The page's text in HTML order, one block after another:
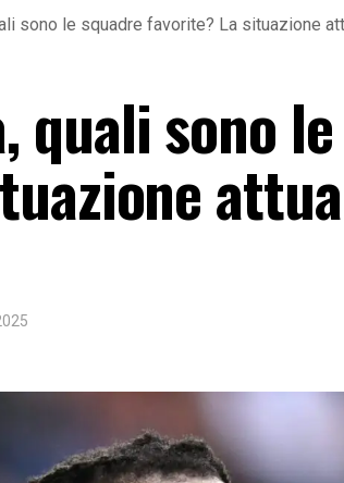
sono le squadre favorite? La situazione
quali sono